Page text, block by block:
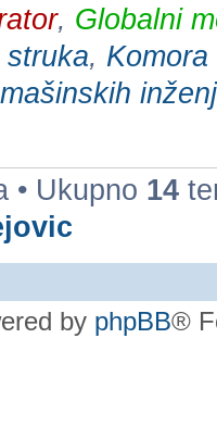
, Globalni
struka,
• Ukupno 14
by phpBB®